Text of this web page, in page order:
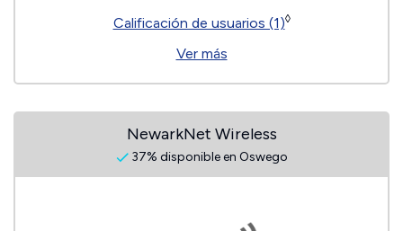
Calificación de usuarios (1)◊
Ver más
NewarkNet Wireless
37% disponible en Oswego